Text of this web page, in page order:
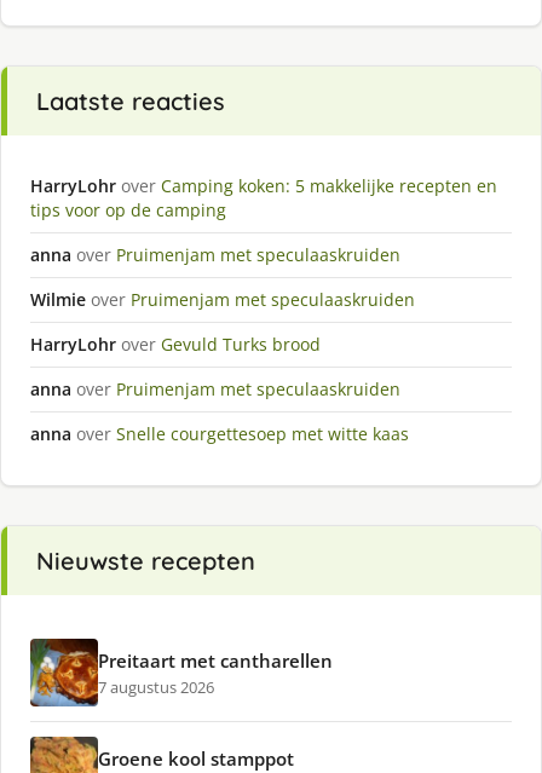
Laatste reacties
HarryLohr over Camping koken: 5 makkelijke recepten en
tips voor op de camping
anna over Pruimenjam met speculaaskruiden
Wilmie over Pruimenjam met speculaaskruiden
HarryLohr over Gevuld Turks brood
anna over Pruimenjam met speculaaskruiden
anna over Snelle courgettesoep met witte kaas
Nieuwste recepten
Preitaart met cantharellen
7 augustus 2026
Groene kool stamppot